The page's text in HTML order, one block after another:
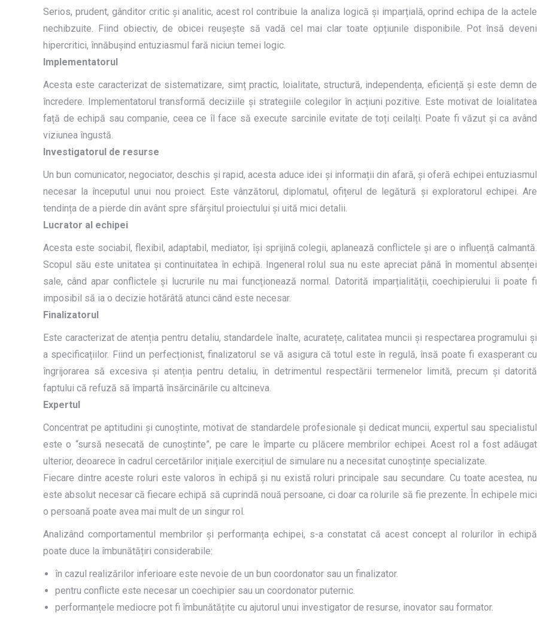
Serios, prudent, gânditor critic și analitic, acest rol contribuie la analiza logică și imparțială, oprind echipa de la actele
nechibzuite. Fiind obiectiv, de obicei reușește să vadă cel mai clar toate opțiunile disponibile. Pot însă deveni
hipercritici, înnăbușind entuziasmul fară niciun temei logic.
Implementatorul
Acesta este caracterizat de sistematizare, simț practic, loialitate, structură, independența, eficiență și este demn de
încredere. Implementatorul transformă deciziile și strategiile colegilor în acțiuni pozitive. Este motivat de loialitatea
față de echipă sau companie, ceea ce îl face să execute sarcinile evitate de toți ceilalți. Poate fi văzut și ca având
viziunea îngustă.
Investigatorul de resurse
Un bun comunicator, negociator, deschis și rapid, acesta aduce idei și informații din afară, și oferă echipei entuziasmul
necesar la începutul unui nou proiect. Este vânzătorul, diplomatul, ofițerul de legătură și exploratorul echipei. Are
tendința de a pierde din avânt spre sfârșitul proiectului și uită mici detalii.
Lucrator al echipei
Acesta este sociabil, flexibil, adaptabil, mediator, își sprijină colegii, aplanează conflictele și are o influență calmantă.
Scopul său este unitatea și continuitatea în echipă. Ingeneral rolul sua nu este apreciat până în momentul absenței
sale, când apar conflictele și lucrurile nu mai funcționează normal. Datorită imparțialității, coechipierului îi poate fi
imposibil să ia o decizie hotărâtă atunci când este necesar.
Finalizatorul
Este caracterizat de atenția pentru detaliu, standardele înalte, acuratețe, calitatea muncii și respectarea programului și
a specificațiilor. Fiind un perfecționist, finalizatorul se vă asigura că totul este în regulă, însă poate fi exasperant cu
îngrijorarea să excesiva și atenția pentru detaliu, în detrimentul respectării termenelor limită, precum și datorită
faptului că refuză să împartă însărcinările cu altcineva.
Expertul
Concentrat pe aptitudini și cunoștinte, motivat de standardele profesionale și dedicat muncii, expertul sau specialistul
este o “sursă nesecată de cunoștinte”, pe care le împarte cu plăcere membrilor echipei. Acest rol a fost adăugat
ulterior, deoarece în cadrul cercetărilor inițiale exercițiul de simulare nu a necesitat cunoștințe specializate.
Fiecare dintre aceste roluri este valoros în echipă și nu există roluri principale sau secundare. Cu toate acestea, nu
este absolut necesar că fiecare echipă să cuprindă nouă persoane, ci doar ca rolurile să fie prezente. În echipele mici
o persoană poate avea mai mult de un singur rol.
Analizând comportamentul membrilor și performanța echipei, s-a constatat că acest concept al rolurilor în echipă
poate duce la îmbunătățiri considerabile:
în cazul realizărilor inferioare este nevoie de un bun coordonator sau un finalizator.
pentru conflicte este necesar un coechipier sau un coordonator puternic.
performanțele mediocre pot fi îmbunătățite cu ajutorul unui investigator de resurse, inovator sau formator.